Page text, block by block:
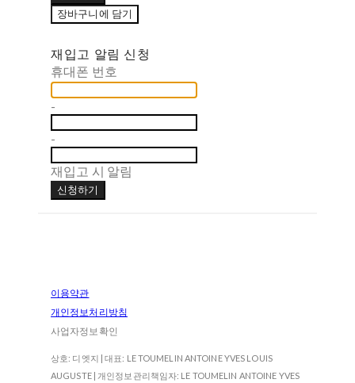
장바구니에 담기
재입고 알림 신청
휴대폰 번호
-
-
재입고 시 알림
신청하기
이용약관
개인정보처리방침
사업자정보확인
상호: 디엣지 | 대표: LE TOUMELIN ANTOINE YVES LOUIS
AUGUSTE | 개인정보관리책임자: LE TOUMELIN ANTOINE YVES